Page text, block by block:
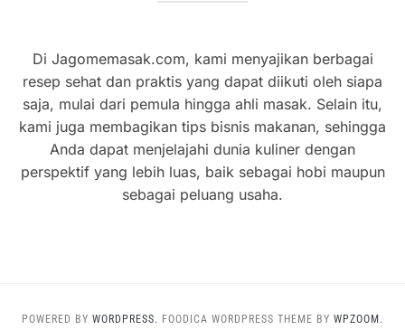
Di Jagomemasak.com, kami menyajikan berbagai
resep sehat dan praktis yang dapat diikuti oleh siapa
saja, mulai dari pemula hingga ahli masak. Selain itu,
kami juga membagikan tips bisnis makanan, sehingga
Anda dapat menjelajahi dunia kuliner dengan
perspektif yang lebih luas, baik sebagai hobi maupun
sebagai peluang usaha.
POWERED BY WORDPRESS. FOODICA WORDPRESS THEME BY WPZOOM.